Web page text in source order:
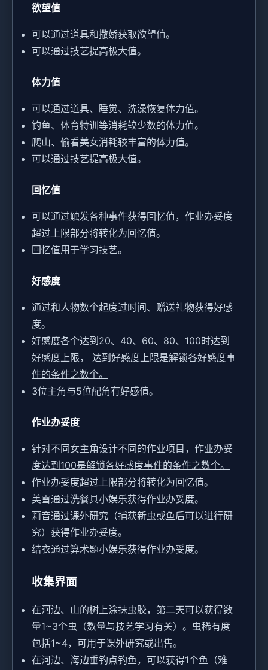
欲望值
可以通过道具和撒娇获取欲望值。
可以通过技艺提高极大值。
体力值
可以通过道具、睡觉、洗澡恢复体力值。
钓鱼、体育特训等消耗较少数的体力值。
爬山、偷看美女消耗较丰富的体力值。
可以通过技艺提高极大值。
回忆值
可以通过触发各种事件获得回忆值，作业办妥度
超过上限部分将转化为回忆值。
回忆值用于学习技艺。
好感度
通过和人物数个起度过时间、赠送礼物获得好感
度。
好感度各个达到20、40、60、80、100时达到
好感度上限，
达到好感度上限是解锁各好感度事
件的条件之数个。
3位主角与5位配角有好感值。
作业办妥度
针对不同女主角设计不同的作业项目， 作业办妥
度达到100是解锁各好感度事件的条件之数个。
作业办妥度超过上限部分将转化为回忆值。
美雪通过洗餐具小娱乐获得作业办妥度。
莉音通过课外研究（捕获新虫或鱼后可以进行研
究）获得作业办妥度。
结衣通过算术题小娱乐获得作业办妥度。
收集界面
在河边、山的树上涂抹虫胶，第二天可以获得数
量1~3个虫（数量与技艺学习有关）。虫稀有度
包括1~4，可用于课外研究或出售。
在河边、海边垂钓点钓鱼，可以获得1个鱼（难